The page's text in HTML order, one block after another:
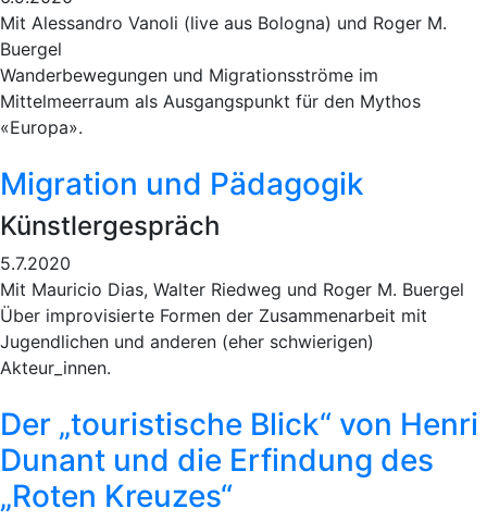
Mit Alessandro Vanoli (live aus Bologna) und Roger M.
Buergel
Wanderbewegungen und Migrationsströme im
Mittelmeerraum als Ausgangspunkt für den Mythos
«Europa».
Migration und Pädagogik
Künstlergespräch
5.7.2020
Mit Mauricio Dias, Walter Riedweg und Roger M. Buergel
Über improvisierte Formen der Zusammenarbeit mit
Jugendlichen und anderen (eher schwierigen)
Akteur_innen.
Der „touristische Blick“ von Henri
Dunant und die Erfindung des
„Roten Kreuzes“